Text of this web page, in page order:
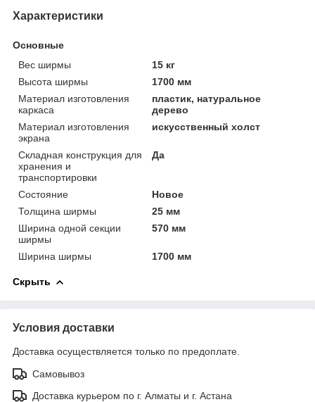
Характеристики
Основные
Вес ширмы
15 кг
Высота ширмы
1700 мм
Материал изготовления
каркаса
пластик, натуральное
дерево
Материал изготовления
экрана
искусственный холст
Складная конструкция для
хранения и
транспортировки
Да
Состояние
Новое
Толщина ширмы
25 мм
Ширина одной секции
ширмы
570 мм
Ширина ширмы 1700 мм
Скрыть
Условия доставки
Доставка осуществляется только по предоплате.
Самовывоз
Доставка курьером по г. Алматы и г. Астана